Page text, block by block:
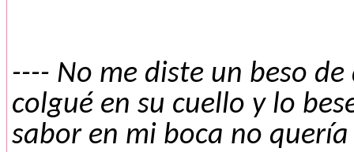
---- No me diste un beso
colgué en su cuello y lo
sabor en mi boca no